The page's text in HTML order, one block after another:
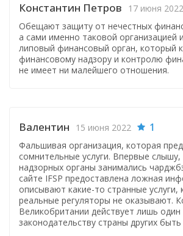
Константин Петров 17 июня 2022
Обещают защиту от нечестных
а сами именно таковой организацией
липовый финансовый орган, который
финансовому надзору и контролю
не имеет ни малейшего отношения.
Валентин 15 июня 2022 1
Фальшивая организация, которая
сомнительные услуги. Впервые
надзорных органы занимались
сайте IFSP предоставлена ложная
описывают какие-то странные услуги,
реальные регуляторы не оказывают.
Великобритании действует лишь
законодательству страны других